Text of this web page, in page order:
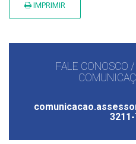
IMPRIMIR
FALE CONOSCO